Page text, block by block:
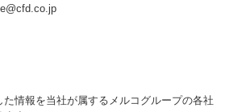
情報を当社が属するメルコグループの各社